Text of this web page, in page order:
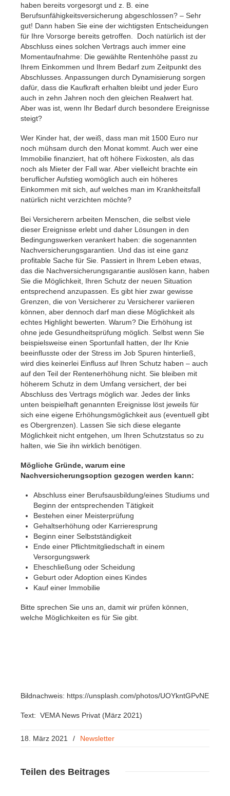
haben bereits vorgesorgt und z. B. eine
Berufsunfähigkeitsversicherung abgeschlossen? – Sehr
gut! Dann haben Sie eine der wichtigsten Entscheidungen
für Ihre Vorsorge bereits getroffen. Doch natürlich ist der
Abschluss eines solchen Vertrags auch immer eine
Momentaufnahme: Die gewählte Rentenhöhe passt zu
Ihrem Einkommen und Ihrem Bedarf zum Zeitpunkt des
Abschlusses. Anpassungen durch Dynamisierung sorgen
dafür, dass die Kaufkraft erhalten bleibt und jeder Euro
auch in zehn Jahren noch den gleichen Realwert hat.
Aber was ist, wenn Ihr Bedarf durch besondere Ereignisse
steigt?
Wer Kinder hat, der weiß, dass man mit 1500 Euro nur
noch mühsam durch den Monat kommt. Auch wer eine
Immobilie finanziert, hat oft höhere Fixkosten, als das
noch als Mieter der Fall war. Aber vielleicht brachte ein
beruflicher Aufstieg womöglich auch ein höheres
Einkommen mit sich, auf welches man im Krankheitsfall
natürlich nicht verzichten möchte?
Bei Versicherern arbeiten Menschen, die selbst viele
dieser Ereignisse erlebt und daher Lösungen in den
Bedingungswerken verankert haben: die sogenannten
Nachversicherungsgarantien. Und das ist eine ganz
profitable Sache für Sie. Passiert in Ihrem Leben etwas,
das die Nachversicherungsgarantie auslösen kann, haben
Sie die Möglichkeit, Ihren Schutz der neuen Situation
entsprechend anzupassen. Es gibt hier zwar gewisse
Grenzen, die von Versicherer zu Versicherer variieren
können, aber dennoch darf man diese Möglichkeit als
echtes Highlight bewerten. Warum? Die Erhöhung ist
ohne jede Gesundheitsprüfung möglich. Selbst wenn Sie
beispielsweise einen Sportunfall hatten, der Ihr Knie
beeinflusste oder der Stress im Job Spuren hinterließ,
wird dies keinerlei Einfluss auf Ihren Schutz haben – auch
auf den Teil der Rentenerhöhung nicht. Sie bleiben mit
höherem Schutz in dem Umfang versichert, der bei
Abschluss des Vertrags möglich war. Jedes der links
unten beispielhaft genannten Ereignisse löst jeweils für
sich eine eigene Erhöhungsmöglichkeit aus (eventuell gibt
es Obergrenzen). Lassen Sie sich diese elegante
Möglichkeit nicht entgehen, um Ihren Schutzstatus so zu
halten, wie Sie ihn wirklich benötigen.
Mögliche Gründe, warum eine
Nachversicherungsoption gezogen werden kann:
Abschluss einer Berufsausbildung/eines Studiums und
Beginn der entsprechenden Tätigkeit
Bestehen einer Meisterprüfung
Gehaltserhöhung oder Karrieresprung
Beginn einer Selbstständigkeit
Ende einer Pflichtmitgliedschaft in einem
Versorgungswerk
Eheschließung oder Scheidung
Geburt oder Adoption eines Kindes
Kauf einer Immobilie
Bitte sprechen Sie uns an, damit wir prüfen können,
welche Möglichkeiten es für Sie gibt.
Bildnachweis: https://unsplash.com/photos/UOYkntGPvNE
Text: VEMA News Privat (März 2021)
18. März 2021 / Newsletter
Teilen des Beitrages